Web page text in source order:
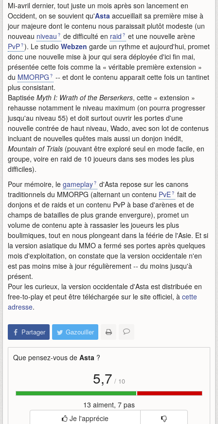
Mi-avril dernier, tout juste un mois après son lancement en
Occident, on se souvient qu'Asta accueillait sa première mise à
jour majeure dont le contenu nous paraissait plutôt modeste (un
nouveau niveau de difficulté en raid
et une nouvelle arène
PvP ). Le studio Webzen garde un rythme et aujourd'hui, promet
donc une nouvelle mise à jour qui sera déployée d'ici fin mai,
présentée cette fois comme la « véritable première extension »
du MMORPG
-- et dont le contenu apparait cette fois un tantinet
plus consistant.
Baptisée Myth I: Wrath of the Berserkers, cette « extension »
rehausse notamment le niveau maximum (on pourra progresser
jusqu'au niveau 55) et doit surtout ouvrir les portes d'une
nouvelle contrée de haut niveau, Wado, avec son lot de contenus
incluant de nouvelles quêtes mais aussi un donjon inédit,
Mountain of Trials (pouvant être exploré seul en mode facile, en
groupe, voire en raid de 10 joueurs dans ses modes les plus
difficiles).
Pour mémoire, le gameplay
d'Asta repose sur les canons
traditionnels du MMORPG (alternant un contenu PvE
fait de
donjons et de raids et un contenu PvP à base d'arènes et de
champs de batailles de plus grande envergure), promet un
volume de contenu apte à rassasier les joueurs les plus
boulimiques, tout en nous plongeant dans la féérie de l'Asie. Et si
la version asiatique du MMO a fermé ses portes après quelques
mois d'exploitation, on constate que la version occidentale n'en
est pas moins mise à jour régulièrement -- du moins jusqu'à
présent.
Pour les curieux, la version occidentale d'Asta est distribuée en
free-to-play et peut être téléchargée sur le site officiel, à cette
adresse.
Partager Gazouiller
Que pensez-vous de Asta ?
5,7 / 10
13 aiment, 7 pas
Je l'apprécie